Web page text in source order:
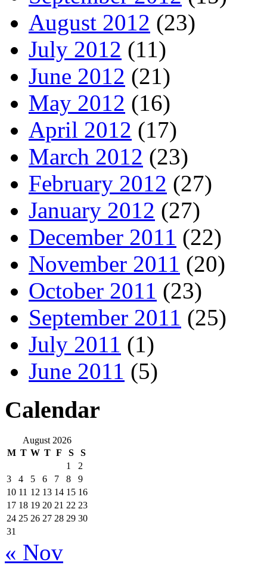
August 2012 (23)
July 2012 (11)
June 2012 (21)
May 2012 (16)
April 2012 (17)
March 2012 (23)
February 2012 (27)
January 2012 (27)
December 2011 (22)
November 2011 (20)
October 2011 (23)
September 2011 (25)
July 2011 (1)
June 2011 (5)
Calendar
August 2026
M T W T F S
S
1
2
3
4 5 6 7 8
9
10 11 12 13 14 15 16
17 18 19 20 21 22 23
24 25 26 27 28 29 30
31
« Nov